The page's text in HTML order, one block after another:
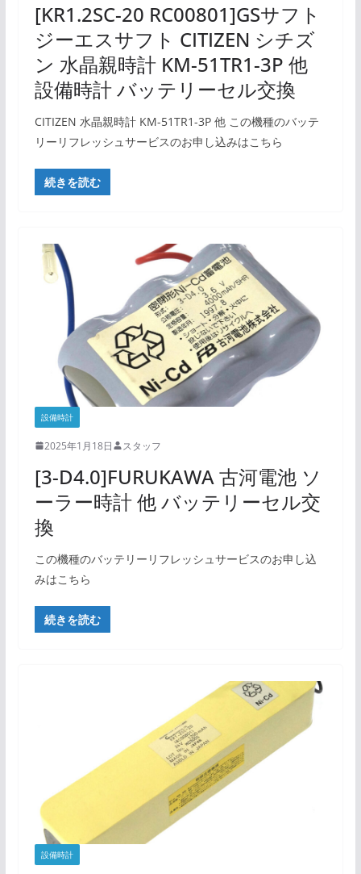
[KR1.2SC-20 RC00801]GSサフト
ジーエスサフト CITIZEN シチズ
ン 水晶親時計 KM-51TR1-3P 他
設備時計 バッテリーセル交換
CITIZEN 水晶親時計 KM-51TR1-3P 他 この機種のバッテ
リーリフレッシュサービスのお申し込みはこちら
続きを読む
設備時計
2025年1月18日 スタッフ
[3-D4.0]FURUKAWA 古河電池 ソ
ーラー時計 他 バッテリーセル交
換
この機種のバッテリーリフレッシュサービスのお申し込
みはこちら
続きを読む
設備時計